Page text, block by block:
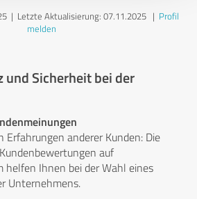
| Letzte Aktualisierung: 07.11.2025| Profil
melden
und Sicherheit bei der
Erfahrungen anderer Kunden: Die
auf
helfen Ihnen bei der Wahl eines
Unternehmens.